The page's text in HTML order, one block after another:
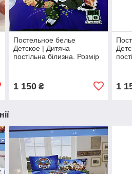
Постельное белье
Детское | Дитяча
постільна білизна. Розмір
1 150₴ 1